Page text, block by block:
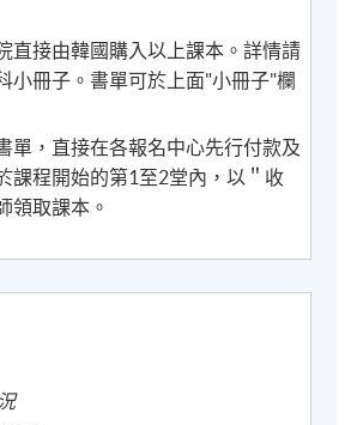
直接由韓國購入以上課本。詳情請
小冊子。書單可於上面"小冊子"欄
單，直接在各報名中心先行付款及
課程開始的第1至2堂內，以＂收
領取課本。